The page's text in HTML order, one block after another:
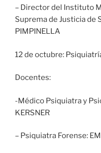
– Director del Instituto
Suprema de Justicia de
PIMPINELLA
12 de octubre:
Docentes:
-Médico Psiquiatra y
KERSNER
– Psiquiatra Forense: